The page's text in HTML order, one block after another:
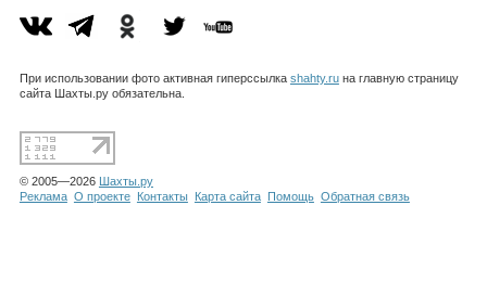
Гороскоп
При использовании фото активная гиперссылка shahty.ruна главную страницу
сайта Шахты.ру обязательна.
© 2005—2026 Шахты.ру
Реклама О проекте Контакты Карта сайта Помощь Обратная связь